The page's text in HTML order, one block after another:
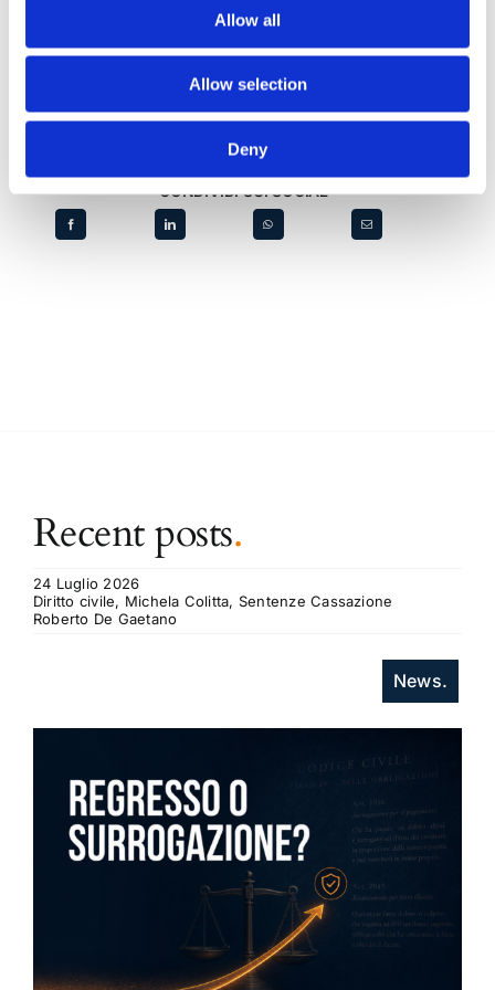
Allow all
Allow selection
Deny
CONDIVIDI SUI SOCIAL
Recent posts.
24 Luglio 2026
Diritto civile, Michela Colitta, Sentenze Cassazione
Roberto De Gaetano
News.